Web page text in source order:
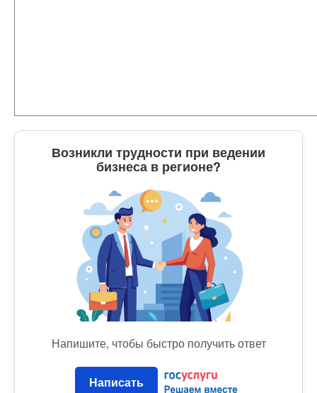
Возникли трудности при ведении
бизнеса в регионе?
Напишите, чтобы быстро получить ответ
Написать